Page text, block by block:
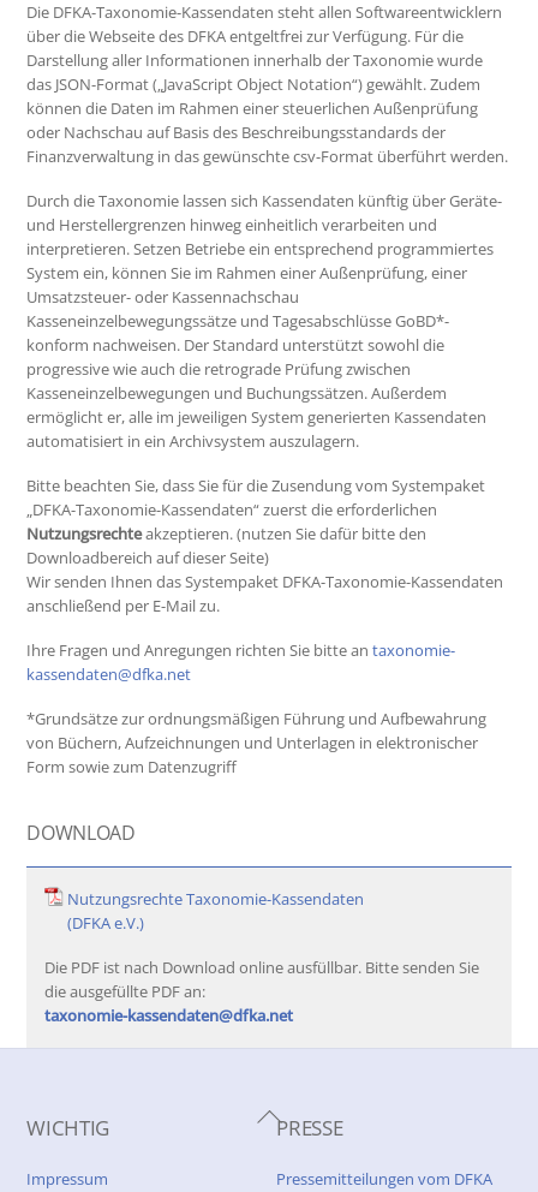
Die DFKA-Taxonomie-Kassendaten steht allen Softwareentwicklern
über die Webseite des DFKA entgeltfrei zur Verfügung. Für die
Darstellung aller Informationen innerhalb der Taxonomie wurde
das JSON-Format („JavaScript Object Notation“) gewählt. Zudem
können die Daten im Rahmen einer steuerlichen Außenprüfung
oder Nachschau auf Basis des Beschreibungsstandards der
Finanzverwaltung in das gewünschte csv-Format überführt werden.
Durch die Taxonomie lassen sich Kassendaten künftig über Geräte-
und Herstellergrenzen hinweg einheitlich verarbeiten und
interpretieren. Setzen Betriebe ein entsprechend programmiertes
System ein, können Sie im Rahmen einer Außenprüfung, einer
Umsatzsteuer- oder Kassennachschau
Kasseneinzelbewegungssätze und Tagesabschlüsse GoBD*-
konform nachweisen. Der Standard unterstützt sowohl die
progressive wie auch die retrograde Prüfung zwischen
Kasseneinzelbewegungen und Buchungssätzen. Außerdem
ermöglicht er, alle im jeweiligen System generierten Kassendaten
automatisiert in ein Archivsystem auszulagern.
Bitte beachten Sie, dass Sie für die Zusendung vom Systempaket
„DFKA-Taxonomie-Kassendaten“ zuerst die erforderlichen
Nutzungsrechteakzeptieren. (nutzen Sie dafür bitte den
Downloadbereich auf dieser Seite)
Wir senden Ihnen das Systempaket DFKA-Taxonomie-Kassendaten
anschließend per E-Mail zu.
Ihre Fragen und Anregungen richten Sie bitte antaxonomie-
kassendaten@dfka.net
*Grundsätze zur ordnungsmäßigen Führung und Aufbewahrung
von Büchern, Aufzeichnungen und Unterlagen in elektronischer
Form sowie zum Datenzugriff
DOWNLOAD
Nutzungsrechte Taxonomie-Kassendaten
(DFKA e.V.)
Die PDF ist nach Download online ausfüllbar. Bitte senden Sie
die ausgefüllte PDF an:
taxonomie-kassendaten@dfka.net
Back
To
WICHTIG
Impressum
PRESSE
Pressemitteilungen vom DFKA